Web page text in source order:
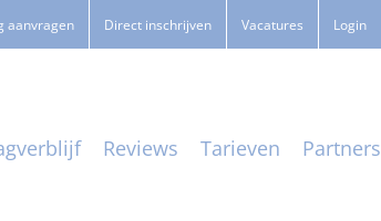
aanvragen Direct inschrijven Vacatures Login
Reviews Tarieven Partners